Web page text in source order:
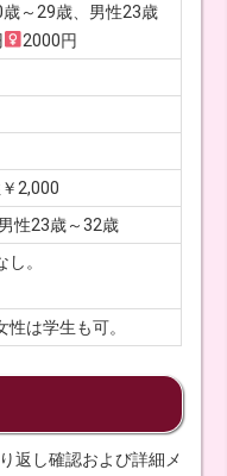
～29歳、男性23歳
2000円
2,000
性23歳～32歳
。
は学生も可。
返し確認および詳細メ